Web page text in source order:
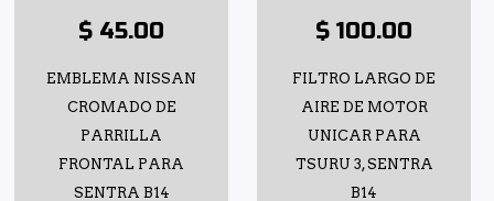
$ 45.00
EMBLEMA NISSAN
CROMADO DE
PARRILLA
FRONTAL PARA
SENTRA B14
$ 100.00
FILTRO LARGO DE
AIRE DE MOTOR
UNICAR PARA
TSURU 3, SENTRA
B14